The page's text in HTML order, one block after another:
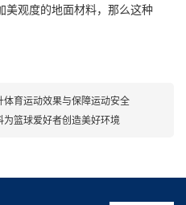
美观度的地面材料，那么这种
育运动效果与保障运动安全
篮球爱好者创造美好环境